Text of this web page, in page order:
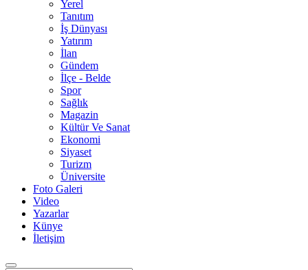
Yerel
Tanıtım
İş Dünyası
Yatırım
İlan
Gündem
İlçe - Belde
Spor
Sağlık
Magazin
Kültür Ve Sanat
Ekonomi
Siyaset
Turizm
Üniversite
Foto Galeri
Video
Yazarlar
Künye
İletişim